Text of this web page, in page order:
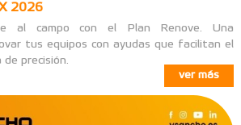
2026
al campo con el Plan Renove. Una
tus equipos con ayudas que facilitan el
de precisión.
ver más